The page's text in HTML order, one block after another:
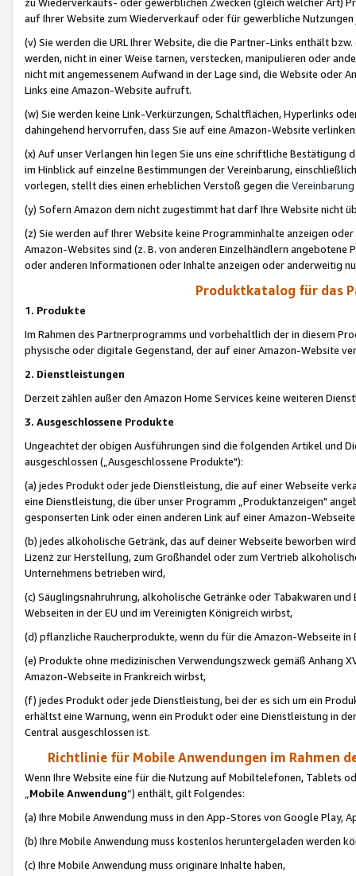
auf Ihrer Website zum Wiederverkauf oder für gewerbliche
(v) Sie werden die URL Ihrer Website, die die Partner-Links enthält
werden, nicht in einer Weise tarnen, verstecken, manipulieren oder
nicht mit angemessenem Aufwand in der Lage sind, die Website oder
Links eine Amazon-Website aufruft.
(w) Sie werden keine Link-Verkürzungen, Schaltflächen, Hyperlinks
dahingehend hervorrufen, dass Sie auf eine Amazon-Website
(x) Auf unser Verlangen hin legen Sie uns eine schriftliche
im Hinblick auf einzelne Bestimmungen der Vereinbarung,
vorlegen, stellt dies einen erheblichen Verstoß gegen die Vereinbarung
(y) Sofern Amazon dem nicht zugestimmt hat darf Ihre Website nicht
(z) Sie werden auf Ihrer Website keine Programminhalte anzeigen
Amazon-Websites sind (z. B. von anderen Einzelhändlern
oder anderen Informationen oder Inhalte anzeigen oder anderweitig
Produktkatalog für das
1. Produkte
Im Rahmen des Partnerprogramms und vorbehaltlich der in diesem
physische oder digitale Gegenstand, der auf einer Amazon-Website
2. Dienstleistungen
Derzeit zählen außer den Amazon Home Services keine weiteren
3. Ausgeschlossene Produkte
Ungeachtet der obigen Ausführungen sind die folgenden Artikel und
ausgeschlossen („Ausgeschlossene Produkte"):
(a) jedes Produkt oder jede Dienstleistung, die auf einer Webseite
eine Dienstleistung, die über unser Programm „Produktanzeigen"
gesponserten Link oder einen anderen Link auf einer Amazon-
(b) jedes alkoholische Getränk, das auf deiner Webseite beworben
Lizenz zur Herstellung, zum Großhandel oder zum Vertrieb
Unternehmens betrieben wird,
(c) Säuglingsnahruhrung, alkoholische Getränke oder Tabakwaren
Webseiten in der EU und im Vereinigten Königreich wirbst,
(d) pflanzliche Raucherprodukte, wenn du für die Amazon-Webseite in
(e) Produkte ohne medizinischen Verwendungszweck gemäß Anhang
Amazon-Webseite in Frankreich wirbst,
(f) jedes Produkt oder jede Dienstleistung, bei der es sich um ein
erhältst eine Warnung, wenn ein Produkt oder eine Dienstleistung in
Central ausgeschlossen ist.
Richtlinie für Mobile Anwendungen im Rahmen
Wenn Ihre Website eine für die Nutzung auf Mobiltelefonen, Tablets
„Mobile Anwendung“) enthält, gilt Folgendes:
(a) Ihre Mobile Anwendung muss in den App-Stores von Google Play,
(b) Ihre Mobile Anwendung muss kostenlos heruntergeladen werden
(c) Ihre Mobile Anwendung muss originäre Inhalte haben,